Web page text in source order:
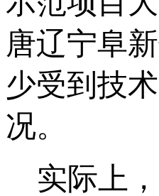
唐辽宁阜
少受到技
况。
实际上，